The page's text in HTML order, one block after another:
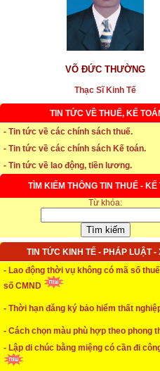
VÕ ĐỨC THƯỜNG
Thạc Sĩ Kinh Tế
TIN TỨC VỀ THUẾ, KẾ
- Tin tức về các chính sách thuế.
- Tin tức về các chính sách Kế toán.
- Tin tức về lao động, tiền lương.
TÌM KIẾM THÔNG TIN THUẾ - KẾ
Từ khóa:
TIN TỨC KINH TẾ - PHÁP LUẬT -
- Lao động thời vụ không có mã số
số CMND
- Thời hạn đăng ký bảo hiểm thất
- Cách chọn màu phù hợp theo phong
- Lập di chúc bằng miệng có cần đi
* Thời hạn đăng ký bảo hiểm thất
* Thời hiệu xử phạt trong xây dựng
* NHẬN SINH VIÊN THỰC TẬP
* ĐÀO TẠO KẾ TOÁN THỰC HÀNH
* TUYỂN DỤNG KẾ TOÁN (thường